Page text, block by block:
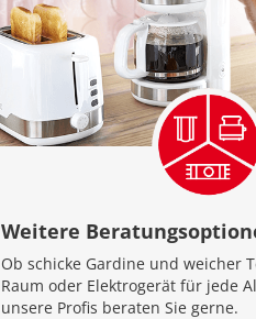
Weitere
Ob schicke Gardine und weicher
Raum oder Elektrogerät für jede
unsere Profis beraten Sie gerne.